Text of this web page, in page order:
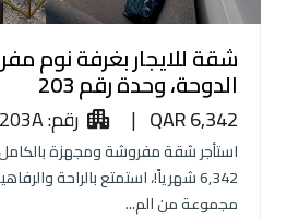
شقة للايجار بغرفة نوم
الدوحة، وحدة رقم 203
QAR 6,342
| رقم: 203A
6,342 شهرياً!، استمتع بالراحة
مجموعة من الم